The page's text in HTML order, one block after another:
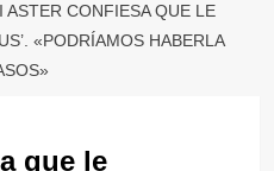
ASTER CONFIESA QUE LE
«PODRÍAMOS HABERLA
que le